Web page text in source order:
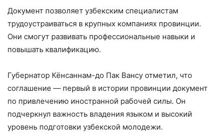
Документ позволяет узбекским специалистам
трудоустраиваться в крупных компаниях провинции.
Они смогут развивать профессиональные навыки и
повышать квалификацию.
Губернатор Кёнсаннам-до Пак Вансу отметил, что
соглашение — первый в истории провинции документ
по привлечению иностранной рабочей силы. Он
подчеркнул важность владения языком и высокий
уровень подготовки узбекской молодежи.